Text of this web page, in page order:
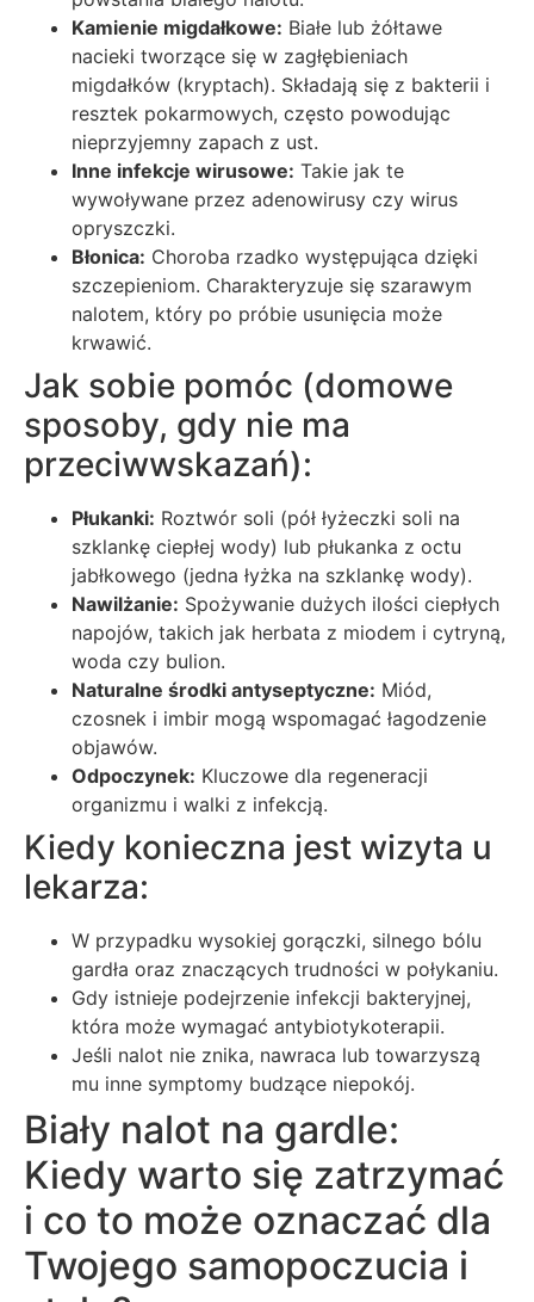
Kamienie migdałkowe: Białe lub żółtawe
nacieki tworzące się w zagłębieniach
migdałków (kryptach). Składają się z bakterii i
resztek pokarmowych, często powodując
nieprzyjemny zapach z ust.
Inne infekcje wirusowe: Takie jak te
wywoływane przez adenowirusy czy wirus
opryszczki.
Błonica: Choroba rzadko występująca dzięki
szczepieniom. Charakteryzuje się szarawym
nalotem, który po próbie usunięcia może
krwawić.
Jak sobie pomóc (domowe
sposoby, gdy nie ma
przeciwwskazań):
Płukanki: Roztwór soli (pół łyżeczki soli na
szklankę ciepłej wody) lub płukanka z octu
jabłkowego (jedna łyżka na szklankę wody).
Nawilżanie: Spożywanie dużych ilości ciepłych
napojów, takich jak herbata z miodem i cytryną,
woda czy bulion.
Naturalne środki antyseptyczne: Miód,
czosnek i imbir mogą wspomagać łagodzenie
objawów.
Odpoczynek: Kluczowe dla regeneracji
organizmu i walki z infekcją.
Kiedy konieczna jest wizyta u
lekarza:
W przypadku wysokiej gorączki, silnego bólu
gardła oraz znaczących trudności w połykaniu.
Gdy istnieje podejrzenie infekcji bakteryjnej,
która może wymagać antybiotykoterapii.
Jeśli nalot nie znika, nawraca lub towarzyszą
mu inne symptomy budzące niepokój.
Biały nalot na gardle:
Kiedy warto się zatrzymać
i co to może oznaczać dla
Twojego samopoczucia i